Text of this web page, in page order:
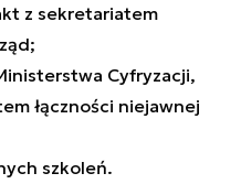
z sekretariatem
Cyfryzacji,
łączności niejawnej
szkoleń.